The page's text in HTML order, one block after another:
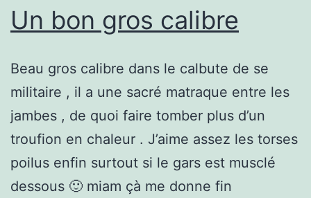
Un bon gros calibre
Beau gros calibre dans le calbute de se
militaire , il a une sacré matraque entre les
jambes , de quoi faire tomber plus d’un
troufion en chaleur . J’aime assez les torses
poilus enfin surtout si le gars est musclé
dessous 🙂 miam çà me donne fin